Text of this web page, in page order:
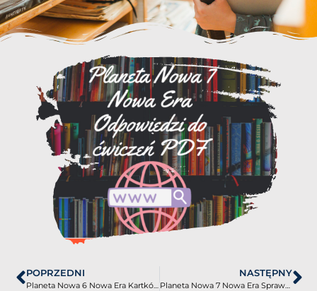
POPRZEDNI
Planeta Nowa 6 Nowa Era Kartkówki PDF
NASTĘPNY
Planeta Nowa 7 Nowa Era Sprawdziany-Odpowiedzi PDF